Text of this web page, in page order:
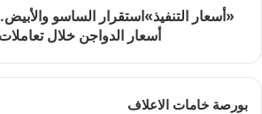
«أسعار التنفيذ»استقرار الساسو
أسعار الدواجن خلال
بورصة خامات الاعلاف